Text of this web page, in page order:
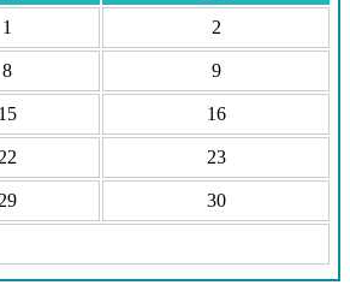
1
2
8 9
15 16
22 23
29 30